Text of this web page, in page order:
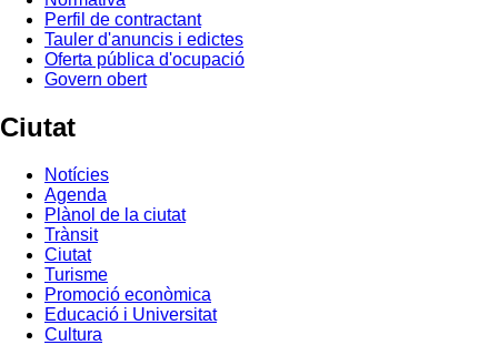
Perfil de contractant
Tauler d'anuncis i edictes
Oferta pública d'ocupació
Govern obert
Ciutat
Notícies
Agenda
Plànol de la ciutat
Trànsit
Ciutat
Turisme
Promoció econòmica
Educació i Universitat
Cultura